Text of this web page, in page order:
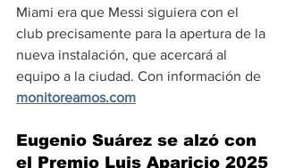
Miami era que Messi siguiera con el
club precisamente para la apertura de la
nueva instalación, que acercará al
equipo a la ciudad. Con información de
monitoreamos.com
Eugenio Suárez se alzó con
el Premio Luis Aparicio 2025